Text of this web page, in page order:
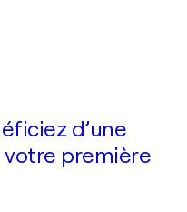
d’une
votre première